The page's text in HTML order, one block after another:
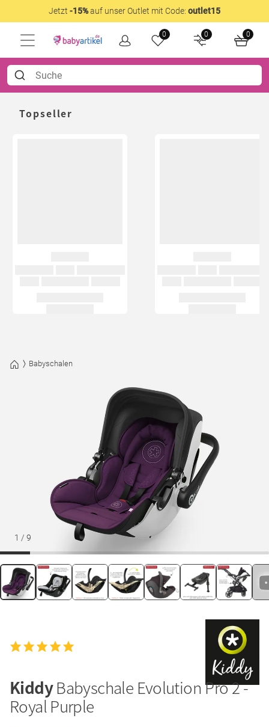
Jetzt -15%auf unser Outlet mit Code: outlet15
0 0 0
Topseller
Babyschalen
1 / 9
KiddyBabyschale Evolution Pro 2 -
Royal Purple